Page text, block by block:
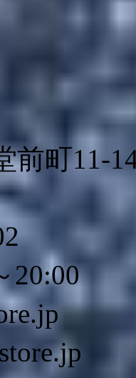
前町
20:00